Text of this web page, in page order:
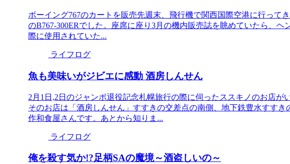
ボーイング767のカートを販売先週末、飛行機で関西国際空港に行って
のB767-300ERでした。座席に座り3月の機内販売誌を眺めていたら、ヘ
際に使用されていた...
ライフログ
魚も美味いがジビエに感動 酒房しんせん
2月1日,2日のジャンボ退役記念札幌旅行の際に伺ったススキノのお店が
そのお店は「酒房しんせん」すすきの交差点の南側、地下鉄豊水すす
作和食屋さんです。あとから知りま...
ライフログ
俺を殺す気か!?足柄SAの魔境～酒盗しいの～